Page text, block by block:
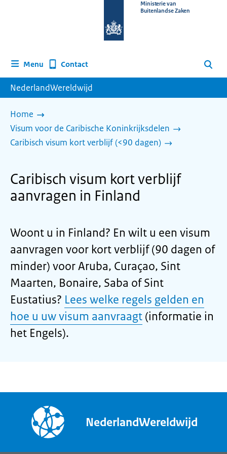
homepage
Ministerie van
Buitenlandse Zaken
Menu Contact Zoeken
NederlandWereldwijd
Home
Visum voor de Caribische Koninkrijksdelen
Caribisch visum kort verblijf (<90 dagen)
Caribisch visum kort verblijf
aanvragen in Finland
Woont u in Finland? En wilt u een visum
aanvragen voor kort verblijf (90 dagen of
minder) voor Aruba, Curaçao, Sint
Maarten, Bonaire, Saba of Sint
Eustatius? Lees welke regels gelden en
hoe u uw visum aanvraagt (informatie in
het Engels).
NederlandWereldwijd